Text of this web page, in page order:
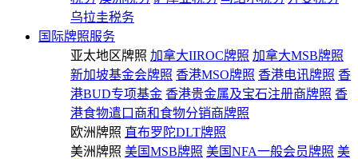
乌拉圭税务
国际牌照服务
亚太地区牌照 加拿大IIROC牌照 加拿大MSB牌照
新加坡基金会牌照 香港MSO牌照 香港电讯牌照 香
港BUD专项基金 香港贵金属及宝石注册商牌照 香
港食物遣口商和食物分销商牌照
欧洲牌照 直布罗陀DLT牌照
美洲牌照 美国MSB牌照 美国NFA一般会员牌照 美